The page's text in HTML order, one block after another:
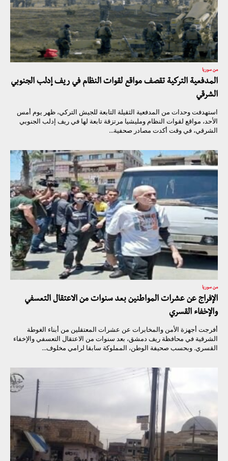
من سوريا
المدفعية التركية تقصف مواقع لقوات النظام في ريف إدلب الجنوبي
الشرقي
استهدفت وحدات من المدفعية الثقيلة التابعة للجيش التركي، ظهر يوم أمس
الأحد، مواقع لقوات النظام ومليشيا مرتزقة تابعة لها في ريف إدلب الجنوبي
الشرقي، في وقت أكدت مصادر صحفية...
من سوريا
الإفراج عن عشرات المواطنين بعد سنوات من الاعتقال التعسفي
والإخفاء القسري
أفرجت أجهزة الأمن والمخابرات عن عشرات المعتقلين من أبناء الغوطة
الشرقية في محافظة ريف دمشق، بعد سنوات من الاعتقال التعسفي والإخفاء
القسري. وبحسب صحيفة الوطن، المملوكة سابقا لرامي مخلوف...